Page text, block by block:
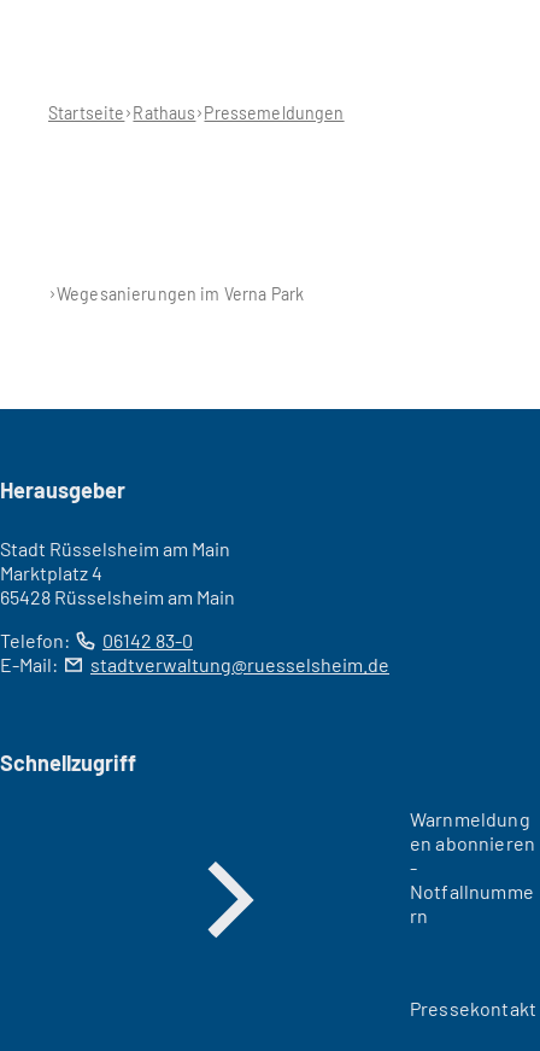
Startseite Rathaus Pressemeldungen
Wegesanierungen im Verna Park
Seitenfuß
Herausgeber
Stadt Rüsselsheim am Main
Marktplatz 4
65428 Rüsselsheim am Main
Telefon:
06142 83-0
E-Mail:
stadtverwaltung ruesselsheim de
Schnellzugriff
Warnmeldung
en abonnieren
-
Notfallnumme
rn
Pressekontakt